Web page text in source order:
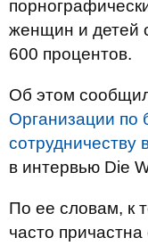
женщин и детей
600 процентов.
Об этом
Организации по
в интервью Die
По ее словам, к
часто